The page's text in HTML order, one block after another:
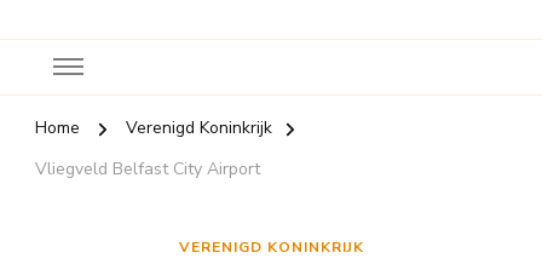
Home
Verenigd Koninkrijk
Vliegveld Belfast City Airport
VERENIGD KONINKRIJK